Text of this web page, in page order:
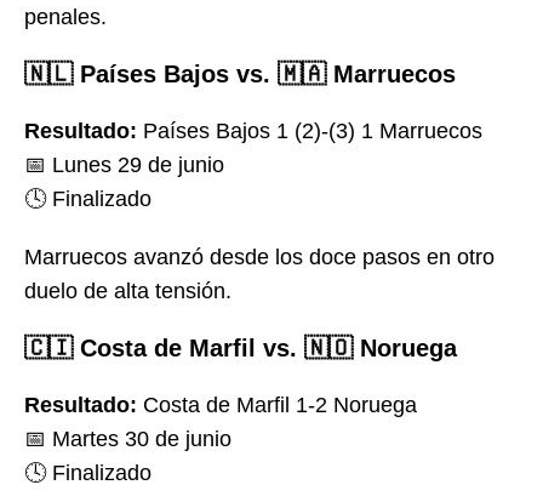
penales.
🇳🇱 Países Bajos vs. 🇲🇦 Marruecos
Resultado: Países Bajos 1 (2)-(3) 1 Marruecos
📅 Lunes 29 de junio
🕓 Finalizado
Marruecos avanzó desde los doce pasos en otro
duelo de alta tensión.
🇨🇮 Costa de Marfil vs. 🇳🇴 Noruega
Resultado: Costa de Marfil 1-2 Noruega
📅 Martes 30 de junio
🕓 Finalizado